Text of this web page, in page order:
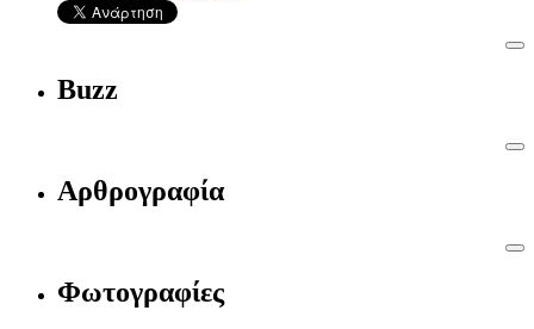
Buzz
Αρθρογραφία
Φωτογραφίες